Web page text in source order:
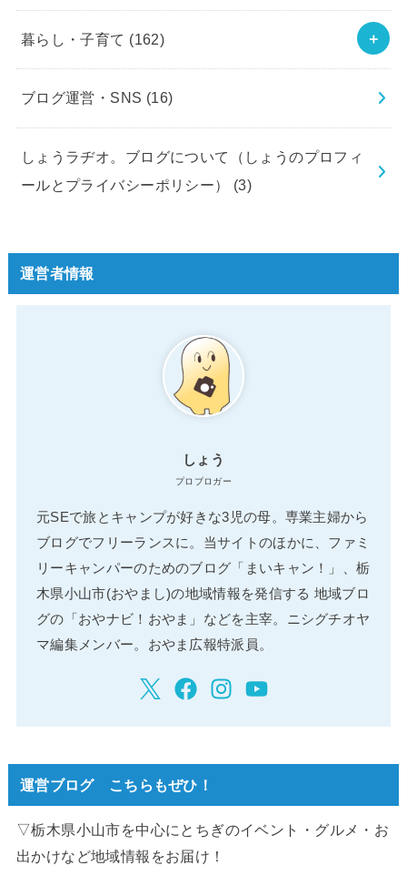
暮らし・子育て (162)
ブログ運営・SNS (16)
しょうラヂオ。ブログについて（しょうのプロフィ
ールとプライバシーポリシー） (3)
運営者情報
しょう
プロブロガー
元SEで旅とキャンプが好きな3児の母。専業主婦から
ブログでフリーランスに。当サイトのほかに、ファミ
リーキャンパーのためのブログ「まいキャン！」、栃
木県小山市(おやまし)の地域情報を発信する 地域ブロ
グの「おやナビ！おやま」などを主宰。ニシグチオヤ
マ編集メンバー。おやま広報特派員。
運営ブログ こちらもぜひ！
▽栃木県小山市を中心にとちぎのイベント・グルメ・お
出かけなど地域情報をお届け！